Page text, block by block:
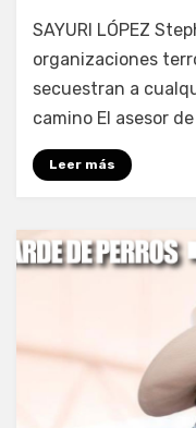
porFernando
SAYURI LÓPEZ
organizaciones
secuestran a
camino El asesor
Leer más